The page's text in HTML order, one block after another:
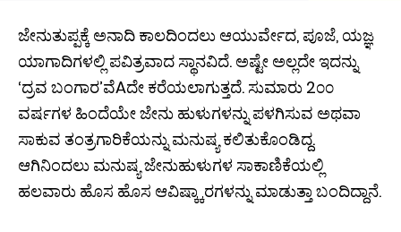
ಜೇನುತುಪ್ಪಕ್ಕೆ ಅನಾದಿ ಕಾಲದಿಂದಲು ಆಯುರ್ವೇದ, ಪೂಜೆ, ಯಜ್ಞ
ಯಾಗಾದಿಗಳಲ್ಲಿ ಪವಿತ್ರವಾದ ಸ್ಥಾನವಿದೆ. ಅಷ್ಟೇ ಅಲ್ಲದೇ ಇದನ್ನು
‘ದ್ರವ ಬಂಗಾರ’ವೆAದೇ ಕರೆಯಲಾಗುತ್ತದೆ. ಸುಮಾರು 2೦೦
ವರ್ಷಗಳ ಹಿಂದೆಯೇ ಜೇನು ಹುಳುಗಳನ್ನು ಪಳಗಿಸುವ ಅಥವಾ
ಸಾಕುವ ತಂತ್ರಗಾರಿಕೆಯನ್ನು ಮನುಷ್ಯ ಕಲಿತುಕೊಂಡಿದ್ದ.
ಆಗಿನಿಂದಲು ಮನುಷ್ಯ ಜೇನುಹುಳುಗಳ ಸಾಕಾಣಿಕೆಯಲ್ಲಿ
ಹಲವಾರು ಹೊಸ ಹೊಸ ಆವಿಷ್ಕ್ಕಾರಗಳನ್ನು ಮಾಡುತ್ತಾ ಬಂದಿದ್ದಾನೆ.